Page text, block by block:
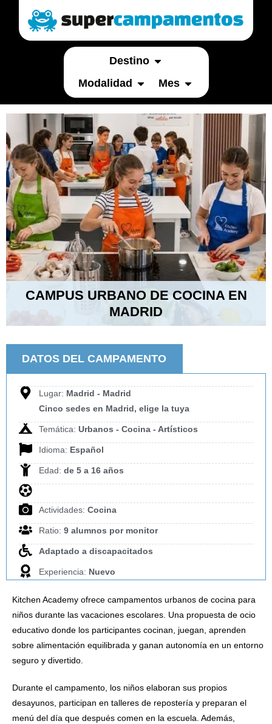
Destino
Modalidad
Mes
CAMPUS URBANO DE COCINA EN
MADRID
DATOS DEL CAMPAMENTO
Lugar: Madrid - Madrid
Cinco sedes en Madrid, elige la tuya
Temática: Urbanos - Cocina - Artísticos
Idioma: Español
Edad: de 5 a 16 años
Actividades: Cocina
Ratio: 9 alumnos por monitor
Adaptado a discapacitados
Experiencia: Nuevo
Kitchen Academy ofrece campamentos urbanos de cocina para
niños durante las vacaciones escolares. Una propuesta de ocio
educativo donde los participantes cocinan, juegan, aprenden
sobre alimentación equilibrada y ganan autonomía en un entorno
seguro y divertido.
Durante el campamento, los niños elaboran sus propios
desayunos, participan en talleres de repostería y preparan el
menú del día que después comen en la escuela. Además,